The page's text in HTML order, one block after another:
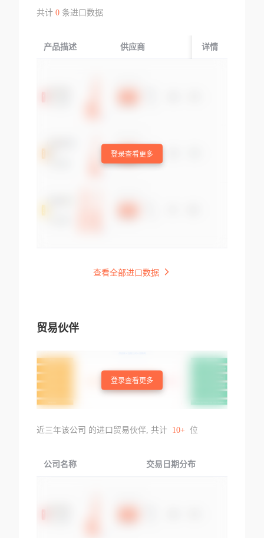
共计 0条进口数据
产品描述 供应商 起运国/地区
详情
登录查看更多
查看全部进口数据
贸易伙伴
登录查看更多
近三年该公司 的进口贸易伙伴, 共计 10+ 位
公司名称 交易日期分布